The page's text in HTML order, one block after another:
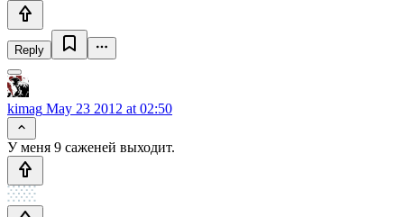
Reply
kimag May 23 2012 at 02:50
У меня 9 саженей выходит.